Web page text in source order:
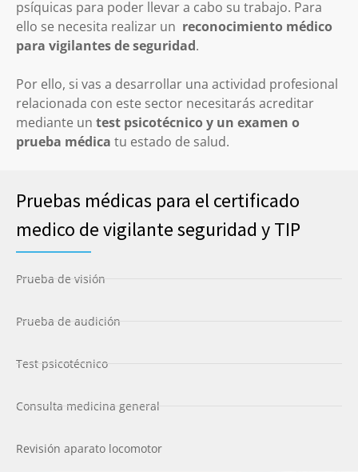
psíquicas para poder llevar a cabo su trabajo. Para
ello se necesita realizar un reconocimiento médico
para vigilantes de seguridad.
Por ello, si vas a desarrollar una actividad profesional
relacionada con este sector necesitarás acreditar
mediante un test psicotécnico y un examen o
prueba médica tu estado de salud.
Pruebas médicas para el certificado
medico de vigilante seguridad y TIP
Prueba de visión
Prueba de audición
Test psicotécnico
Consulta medicina general
Revisión aparato locomotor